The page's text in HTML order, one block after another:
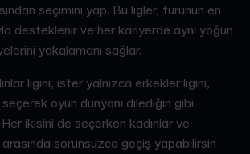
seçimini yap. Bu ligler, türünün en
desteklenir ve her kariyerde aynı yoğun
yakalamanı sağlar.
ligini, ister yalnızca erkekler ligini,
oyun dünyanı dilediğin gibi
ikisini de seçerken kadınlar ve
arasında sorunsuzca geçiş yapabilirsin